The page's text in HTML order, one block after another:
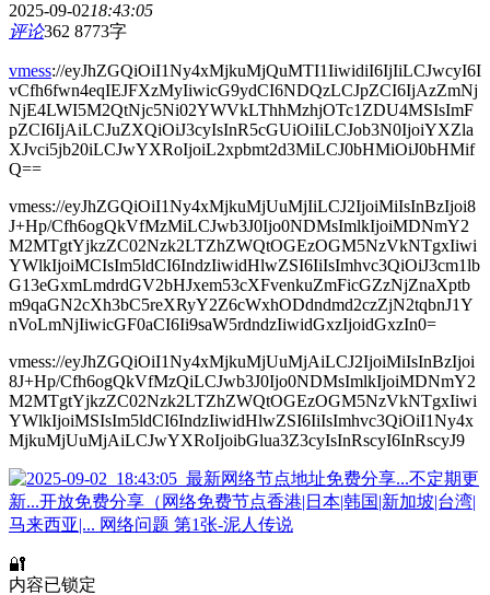
2025-09-0218:43:05
评论362 8773字
vmess://eyJhZGQiOiI1Ny4xMjkuMjQuMTI1IiwidiI6IjIiLCJwcyI6I
vCfh6fwn4eqIEJFXzMyIiwicG9ydCI6NDQzLCJpZCI6IjAzZmNj
NjE4LWI5M2QtNjc5Ni02YWVkLThhMzhjOTc1ZDU4MSIsImF
pZCI6IjAiLCJuZXQiOiJ3cyIsInR5cGUiOiIiLCJob3N0IjoiYXZla
XJvci5jb20iLCJwYXRoIjoiL2xpbmt2d3MiLCJ0bHMiOiJ0bHMif
Q==
vmess://eyJhZGQiOiI1Ny4xMjkuMjUuMjIiLCJ2IjoiMiIsInBzIjoi8
J+Hp/Cfh6ogQkVfMzMiLCJwb3J0Ijo0NDMsImlkIjoiMDNmY2
M2MTgtYjkzZC02Nzk2LTZhZWQtOGEzOGM5NzVkNTgxIiwi
YWlkIjoiMCIsIm5ldCI6IndzIiwidHlwZSI6IiIsImhvc3QiOiJ3cm1lb
G13eGxmLmdrdGV2bHJxem53cXFvenkuZmFicGZzNjZnaXptb
m9qaGN2cXh3bC5reXRyY2Z6cWxhODdndmd2czZjN2tqbnJ1Y
nVoLmNjIiwicGF0aCI6Ii9saW5rdndzIiwidGxzIjoidGxzIn0=
vmess://eyJhZGQiOiI1Ny4xMjkuMjUuMjAiLCJ2IjoiMiIsInBzIjoi
8J+Hp/Cfh6ogQkVfMzQiLCJwb3J0Ijo0NDMsImlkIjoiMDNmY2
M2MTgtYjkzZC02Nzk2LTZhZWQtOGEzOGM5NzVkNTgxIiwi
YWlkIjoiMSIsIm5ldCI6IndzIiwidHlwZSI6IiIsImhvc3QiOiI1Ny4x
MjkuMjUuMjAiLCJwYXRoIjoibGlua3Z3cyIsInRscyI6InRscyJ9
🔐
内容已锁定